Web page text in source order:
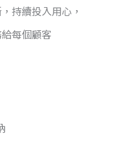
持續投入用心，
每個顧客